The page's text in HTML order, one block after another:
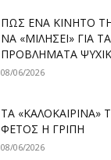
ΠΏΣ ΈΝΑ ΚΙΝΗΤΌ
ΝΑ «ΜΙΛΉΣΕΙ» ΓΙΑ
ΠΡΟΒΛΉΜΑΤΑ
08/06/2026
ΤΑ «ΚΑΛΟΚΑΙΡΙΝΆ»
ΦΈΤΟΣ Η ΓΡΊΠΗ
08/06/2026